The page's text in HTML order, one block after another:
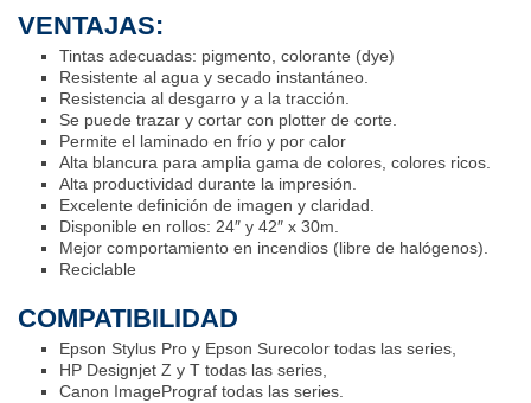
VENTAJAS:
Tintas adecuadas: pigmento, colorante (dye)
Resistente al agua y secado instantáneo.
Resistencia al desgarro y a la tracción.
Se puede trazar y cortar con plotter de corte.
Permite el laminado en frío y por calor
Alta blancura para amplia gama de colores, colores ricos.
Alta productividad durante la impresión.
Excelente definición de imagen y claridad.
Disponible en rollos: 24″ y 42″ x 30m.
Mejor comportamiento en incendios (libre de halógenos).
Reciclable
COMPATIBILIDAD
Epson Stylus Pro y Epson Surecolor todas las series,
HP Designjet Z y T todas las series,
Canon ImagePrograf todas las series.